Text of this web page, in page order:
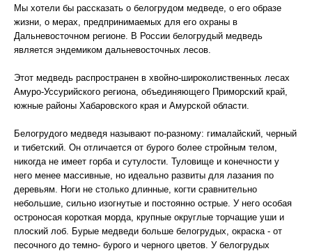
Мы хотели бы рассказать о белогрудом медведе, о его образе
жизни, о мерах, предпринимаемых для его охраны в
Дальневосточном регионе. В России белогрудый медведь
является эндемиком дальневосточных лесов.
Этот медведь распространен в хвойно-широколиственных лесах
Амуро-Уссурийского региона, объединяющего Приморский край,
южные районы Хабаровского края и Амурской области.
Белогрудого медведя называют по-разному: гималайский, черный
и тибетский. Он отличается от бурого более стройным телом,
никогда не имеет горба и сутулости. Туловище и конечности у
него менее массивные, но идеально развиты для лазания по
деревьям. Ноги не столько длинные, когти сравнительно
небольшие, сильно изогнутые и постоянно острые. У него особая
остроносая короткая морда, крупные округлые торчащие уши и
плоский лоб. Бурые медведи больше белогрудых, окраска - от
песочного до темно- бурого и черного цветов. У белогрудых